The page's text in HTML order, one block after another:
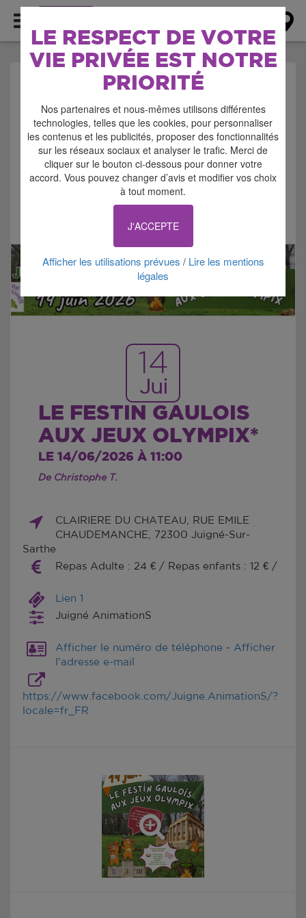
LE RESPECT DE VOTRE
VIE PRIVÉE EST NOTRE
PRIORITÉ
Nos partenaires et nous-mêmes utilisons différentes
technologies, telles que les cookies, pour personnaliser
les contenus et les publicités, proposer des fonctionnalités
sur les réseaux sociaux et analyser le trafic. Merci de
cliquer sur le bouton ci-dessous pour donner votre
accord. Vous pouvez changer d’avis et modifier vos choix
à tout moment.
J'ACCEPTE
Afficher les utilisations prévues / Lire les mentions
légales
AGENDA > FETE
POPULAIRE
14
Jui
LE FESTIN GAULOIS
AUX JEUX OLYMPIX*
LE 14/06/2026 À 11:00
De Christophe T.
CLAIRIERE DU CHATEAU, RUE EMILE
CHAUDEMANCHE, 72300 Juigné-Sur-
Sarthe
Repas Adulte : 24 € / Repas enfants : 12 € /
Lien 1
Juigné AnimationS
Afficher le numéro de téléphone - Afficher
l'adresse e-mail
https://www.facebook.com/Juigne.AnimationS/?
locale=fr_FR